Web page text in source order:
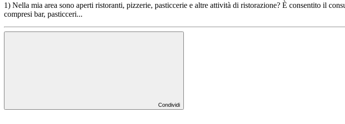
1) Nella mia area sono aperti ristoranti, pizzerie, pasticcerie e altre attività di ristorazione? È consentito il
compresi bar, pasticceri...
Condividi